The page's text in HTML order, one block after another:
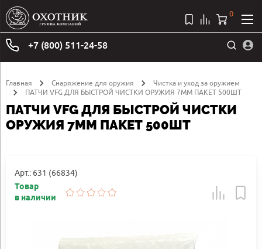
+7 (800) 511-24-58
0
Главная Снаряжение для оружия
Чистка и уход за оружием
ПАТЧИ VFG ДЛЯ БЫСТРОЙ ЧИСТКИ ОРУЖИЯ 7MM ПАКЕТ 500ШТ
ПАТЧИ VFG ДЛЯ БЫСТРОЙ ЧИСТКИ
ОРУЖИЯ 7MM ПАКЕТ 500ШТ
Арт.: 631 (66834)
Товар
в наличии